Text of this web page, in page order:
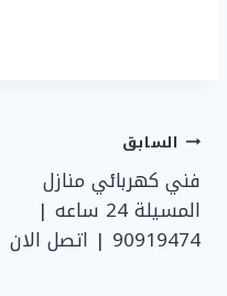
تصفّح
المقالات
السابق
فني كهربائي منازل
المسيلة 24 ساعه |
90919474 | اتصل الان